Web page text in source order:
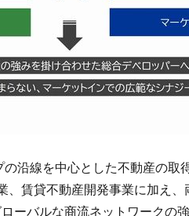
の沿線を中心とした不動産の
、賃貸不動産開発事業に加え
ーバルな商流ネットワークの